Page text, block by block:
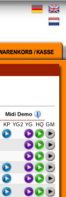
Midi Demo
KP YG2 YG HQ GM